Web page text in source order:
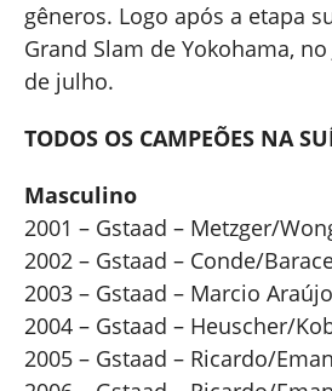
gêneros. Logo após a etapa
Grand Slam de Yokohama, no
de julho.
TODOS OS CAMPEÕES NA
Masculino
2001 – Gstaad – Metzger/
2002 – Gstaad – Conde/
2003 – Gstaad – Marcio
2004 – Gstaad – Heuscher/
2005 – Gstaad – Ricardo/